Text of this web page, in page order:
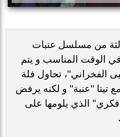
من مسلسل عتبات
الوقت المناسب و يتم
الفخراني"، تحاول فلة
تيتا "عنبة" و لكنه يرفض
الذي يلومها على